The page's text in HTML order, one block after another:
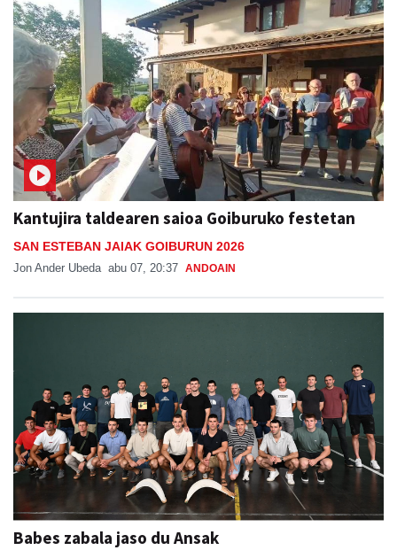
Kantujira taldearen saioa Goiburuko festetan
SAN ESTEBAN JAIAK GOIBURUN 2026
Jon Ander Ubeda abu 07, 20:37 ANDOAIN
Babes zabala jaso du Ansak